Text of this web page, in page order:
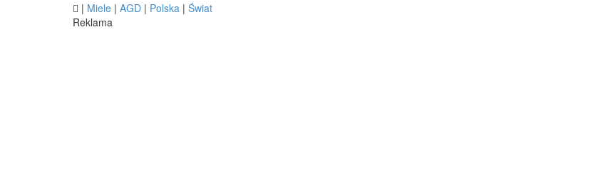
 | Miele | AGD | Polska | Świat
Reklama